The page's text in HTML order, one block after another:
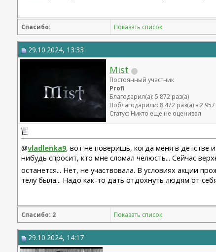
Спасибо: Показать список
29.10.2024, 13:33
Mist
Постоянный участник
Profi
Благодарил(а): 5 872 раз(а)
Поблагодарили: 8 472 раз(а) в 2
Статус: Никто еще не оценивал
@vladlenka9, вот не поверишь, когда меня в детстве
нибудь спросит, кто мне сломал челюсть... Сейчас
останется... Нет, не участвовала. В условиях акции
телу была... Надо как-то дать отдохнуть людям от
Спасибо: 2 Показать список
29.10.2024, 14:17